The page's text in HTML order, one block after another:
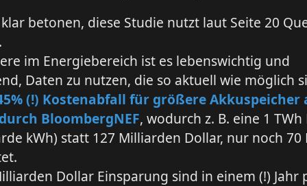
betonen, diese Studie nutzt laut Seite 20
im Energiebereich ist es lebenswichtig und
Daten zu nutzen, die so aktuell wie möglich
(!) Kostenabfall für größere Akkuspeicher
BloombergNEF, wodurch z. B. eine 1
kWh) statt 127 Milliarden Dollar, nur noch
Dollar Einsparung sind in einem (!) Jahr